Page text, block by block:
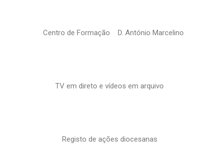
Centro de Formação D. António Marcelino
TV em direto e vídeos em arquivo
Registo de ações diocesanas